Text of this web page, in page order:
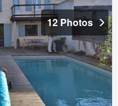
12 Photos